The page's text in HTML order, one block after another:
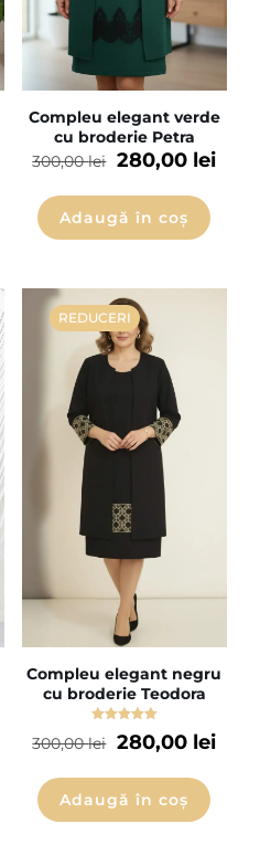
Compleu elegant verde
cu broderie Petra
300,00lei 280,00 lei
Adaugă în coș
REDUCERI
Compleu elegant negru
cu broderie Teodora
5.00
300,00lei 280,00 lei
Adaugă în coș